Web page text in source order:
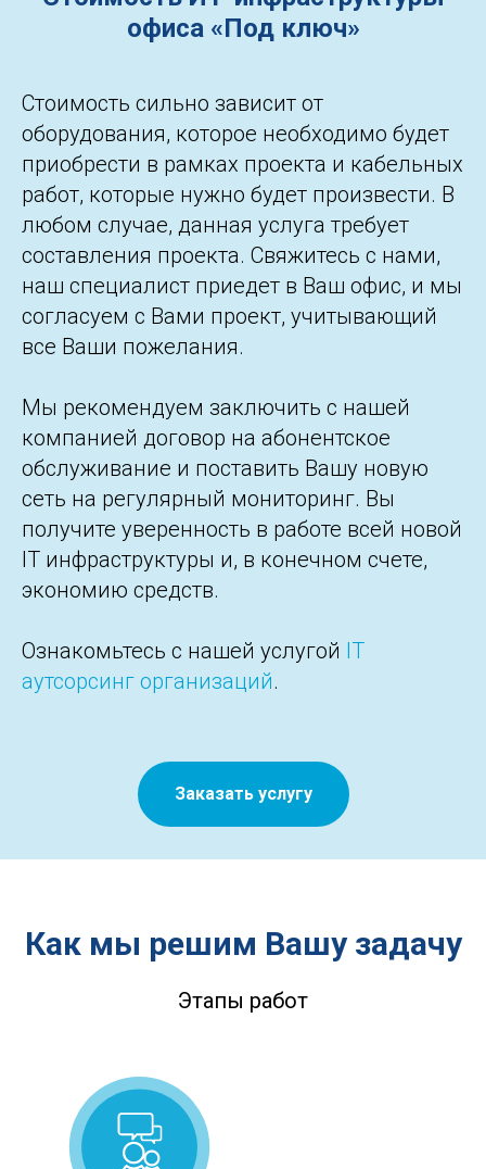
офиса «Под ключ»
Стоимость сильно зависит от
оборудования, которое необходимо будет
приобрести в рамках проекта и кабельных
работ, которые нужно будет произвести. В
любом случае, данная услуга требует
составления проекта. Свяжитесь с нами,
наш специалист приедет в Ваш офис, и мы
согласуем с Вами проект, учитывающий
все Ваши пожелания.
Мы рекомендуем заключить с нашей
компанией договор на абонентское
обслуживание и поставить Вашу новую
сеть на регулярный мониторинг. Вы
получите уверенность в работе всей новой
IT инфраструктуры и, в конечном счете,
экономию средств.
Ознакомьтесь с нашей услугой IT
аутсорсинг организаций.
Заказать услугу
Как мы решим Вашу задачу
Этапы работ